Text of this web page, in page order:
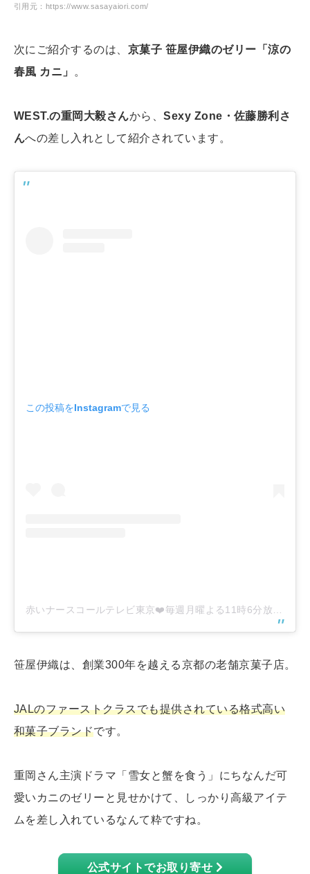
引用元：https://www.sasayaiori.com/
次にご紹介するのは、 京菓子 笹屋伊織のゼリー「涼の
春風 カニ」
。
WEST.の重岡大毅さんから、Sexy Zone・佐藤勝利さ
んへの差し入れとして紹介されています。
この投稿をInstagramで見る
笹屋伊織は、創業300年を越える京都の老舗京菓子店。
JALのファーストクラスでも提供されている格式高い
和菓子ブランドです。
重岡さん主演ドラマ「雪女と蟹を食う」にちなんだ可
愛いカニのゼリーと見せかけて、しっかり高級アイテ
ムを差し入れているなんて粋ですね。
公式サイトでお取り寄せ